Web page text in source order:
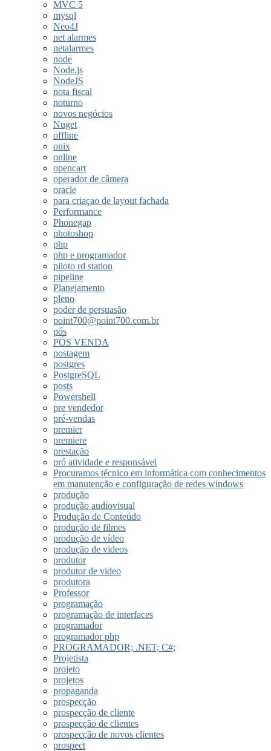
MVC 5
mysql
Neo4J
net alarmes
netalarmes
node
Node.js
NodeJS
nota fiscal
noturno
novos negócios
Nuget
offline
onix
online
opencart
operador de câmera
oracle
para criaçao de layout fachada
Performance
Phonegap
photoshop
php
php e programador
piloto rd station
pipeline
Planejamento
pleno
poder de persuasão
point700@point700.com.br
pós
PÓS VENDA
postagem
postgres
PostgreSQL
posts
Powershell
pre vendedor
pré-vendas
premier
premiere
prestação
pró atividade e responsável
Procuramos técnico em informática com conhecimentos
em manutenção e configuração de redes windows
produção
produção audiovisual
Produção de Conteúdo
produção de filmes
produção de vídeo
produção de videos
produtor
produtor de video
produtora
Professor
programação
programação de interfaces
programador
programador php
PROGRAMADOR; .NET; C#;
Projetista
projeto
projetos
propaganda
prospecção
prospecção de cliente
prospecção de clientes
prospecção de novos clientes
prospect